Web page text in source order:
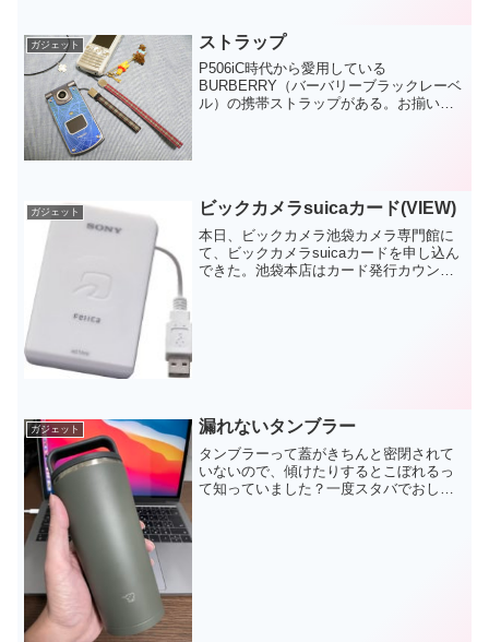
ガジェット ストラップ
P506iC時代から愛用している
BURBERRY（バーバリーブラックレーベ
ル）の携帯ストラップがある。お揃いで
ガジェット ビックカメラsuicaカード(VIEW)
本日、ビックカメラ池袋カメラ専門館に
て、ビックカメラsuicaカードを申し込ん
できた。池袋本店はカード発行カウンタ
ガジェット 漏れないタンブラー
タンブラーって蓋がきちんと密閉されて
いないので、傾けたりするとこぼれるっ
て知っていました？一度スタバでおしゃ